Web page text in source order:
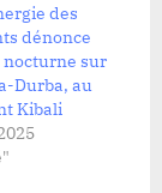
des
dénonce
nocturne sur
Durba, au
Kibali